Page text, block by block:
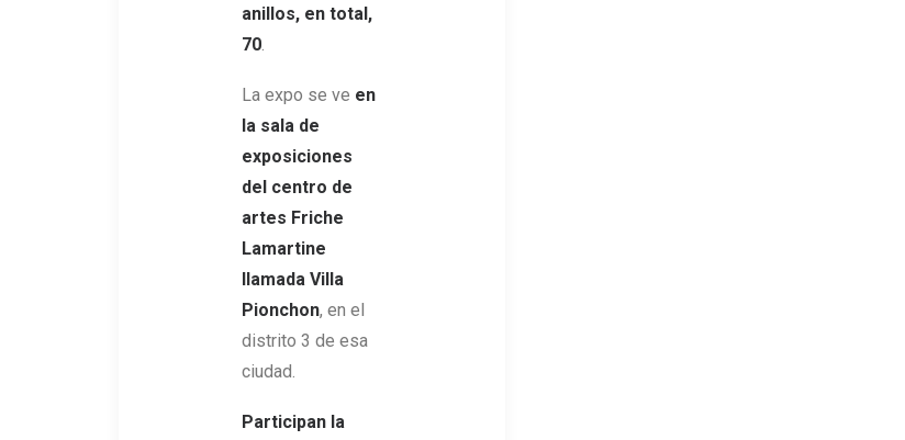
anillos, en total,
70
La expo se ve en
la sala de
exposiciones
del centro de
artes Friche
Lamartine
llamada Villa
Pionchon, en el
distrito 3 de esa
ciudad.
Participan la